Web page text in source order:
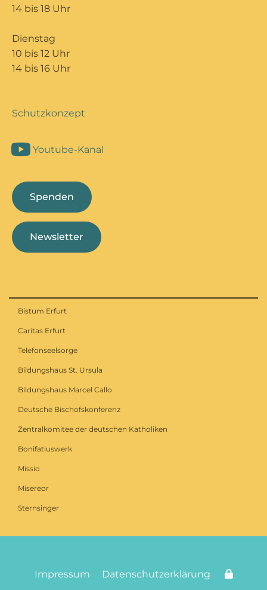
14 bis 18 Uhr
Dienstag
10 bis 12 Uhr
14 bis 16 Uhr
Schutzkonzept
Youtube-Kanal
Spenden
Newsletter
Bistum Erfurt
Caritas Erfurt
Telefonseelsorge
Bildungshaus St. Ursula
Bildungshaus Marcel Callo
Deutsche Bischofskonferenz
Zentralkomitee der deutschen Katholiken
Bonifatiuswerk
Missio
Misereor
Sternsinger
Impressum Datenschutzerklärung